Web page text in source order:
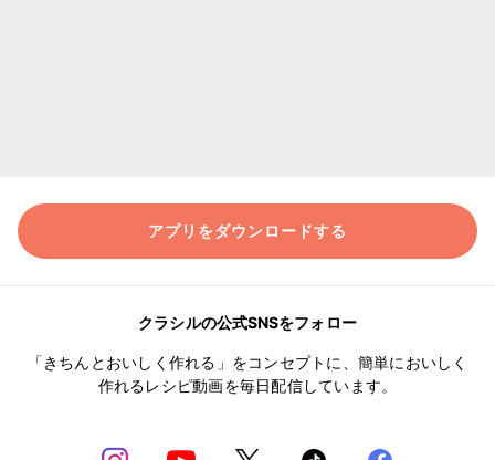
アプリをダウンロードする
クラシルの公式SNSをフォロー
「きちんとおいしく作れる」をコンセプトに、簡単においしく
作れるレシピ動画を毎日配信しています。